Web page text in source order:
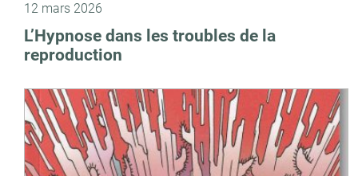
12 mars 2026
L’Hypnose dans les troubles de la
reproduction